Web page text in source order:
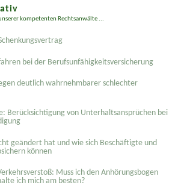
kompetenten Rechtsanwälte ...
bei der Berufsunfähigkeitsversicherung
deutlich wahrnehmbarer schlechter
Berücksichtigung von Unterhaltsansprüchen bei
geändert hat und wie sich Beschäftigte und
können
Muss ich den Anhörungsbogen
ich mich am besten?